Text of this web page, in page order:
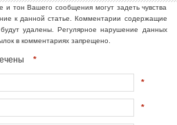
тон Вашего сообщения могут задеть чувства
к данной статье. Комментарии содержащие
удалены. Регулярное нарушение данных
в комментариях запрещено.
*
*
*